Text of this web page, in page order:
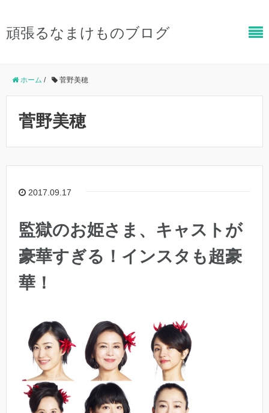
頑張るなまけものブログ
ホーム / 菅野美穂
菅野美穂
2017.09.17
監獄のお姫さま、キャストが
豪華すぎる！インスタも超豪
華！